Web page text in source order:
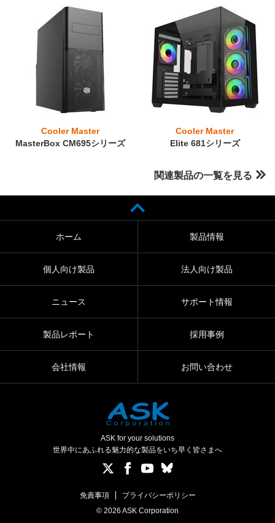
Cooler Master
MasterBox CM695シリーズ
Cooler Master
Elite 681シリーズ
関連製品の一覧を見る
ホーム 製品情報
個人向け製品 法人向け製品
ニュース サポート情報
製品レポート 採用事例
会社情報 お問い合わせ
ASK for your solutions
世界中にあふれる魅力的な製品をいち早く皆さまへ
免責事項
プライバシーポリシー
© 2026 ASK Corporation